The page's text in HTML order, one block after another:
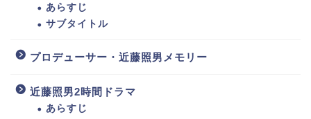
あらすじ
サブタイトル
プロデューサー・近藤照男メモリー
近藤照男2時間ドラマ
あらすじ